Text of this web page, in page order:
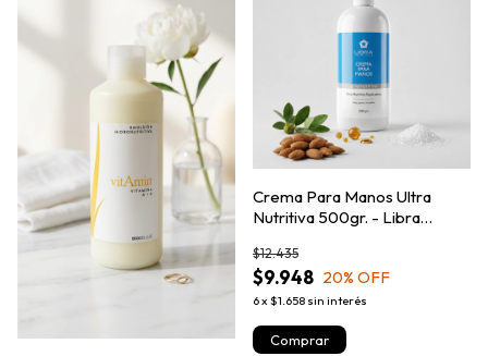
Crema Para Manos Ultra
Nutritiva 500gr. - Libra
$9.948
$12.435
20% OFF
6x $1.658 sin interés